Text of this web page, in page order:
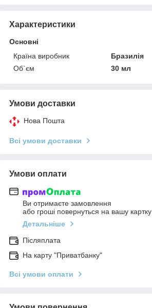
Характеристики
Основні
Країна виробник
Бразилія
Об`єм
30 мл
Умови доставки
Нова Пошта
Всі умови доставки
Умови оплати
Ви отримаєте замовлення
або гроші повернуться на вашу картку
Детальніше
Післяплата
На карту "Приватбанку"
Всі умови оплати